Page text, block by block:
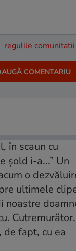
regulile comunitatii